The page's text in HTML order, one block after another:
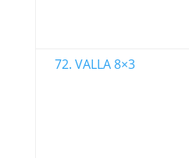
72. VALLA 8×3